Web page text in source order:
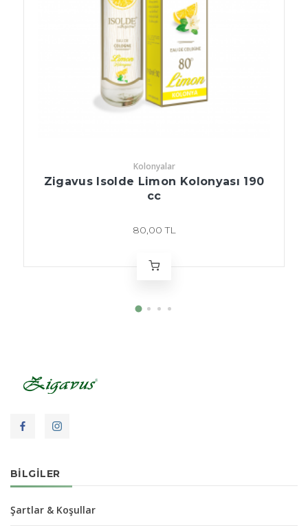
Kolonyalar
Zigavus Isolde Limon Kolonyası 190
cc
80,00 TL
BILGILER
Şartlar & Koşullar